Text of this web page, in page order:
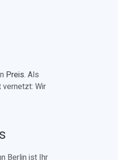
Preis. Als
Wir
Berlin ist Ihr